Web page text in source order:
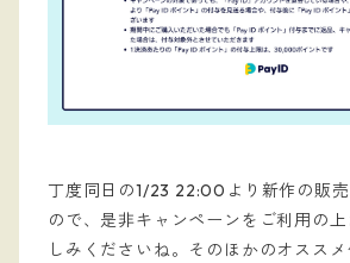
丁度同日の1/23 22:00より新作の販
ので、是非キャンペーンをご利用の
しみくださいね。そのほかのオスス